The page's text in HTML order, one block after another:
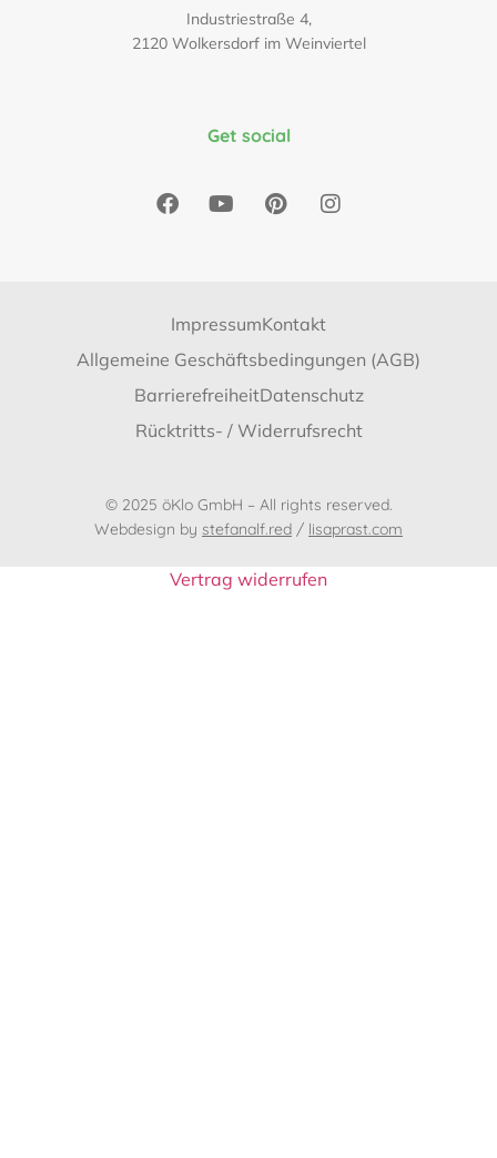
Industriestraße 4,
2120 Wolkersdorf im Weinviertel
Get social
ImpressumKontakt
Allgemeine Geschäftsbedingungen (AGB)
BarrierefreiheitDatenschutz
Rücktritts- / Widerrufsrecht
© 2025 öKlo GmbH – All rights reserved.
Webdesign by stefanalf.red / lisaprast.com
Vertrag widerrufen